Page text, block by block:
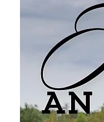
Heimplatz
2 Punkte
Bruhnund Eike
zwei Spieltagen auf